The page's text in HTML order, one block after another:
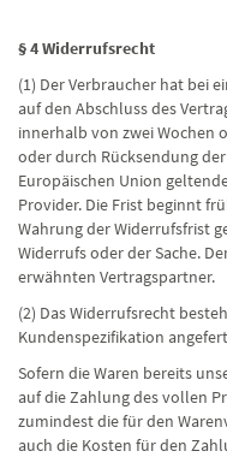
§ 4 Widerrufsrecht
(1) Der Verbraucher hat bei
auf den Abschluss des
innerhalb von zwei Wochen
oder durch Rücksendung
Europäischen Union
Provider. Die Frist beginnt
Wahrung der Widerrufsfrist
Widerrufs oder der Sache.
erwähnten Vertragspartner.
(2) Das Widerrufsrecht
Kundenspezifikation
Sofern die Waren bereits
auf die Zahlung des vollen
zumindest die für den
auch die Kosten für den